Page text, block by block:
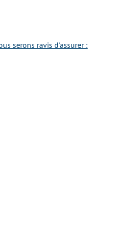
serons ravis d'assurer :